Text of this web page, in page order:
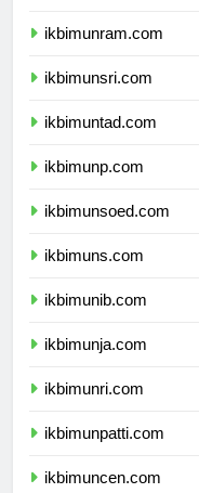
ikbimunram.com
ikbimunsri.com
ikbimuntad.com
ikbimunp.com
ikbimunsoed.com
ikbimuns.com
ikbimunib.com
ikbimunja.com
ikbimunri.com
ikbimunpatti.com
ikbimuncen.com